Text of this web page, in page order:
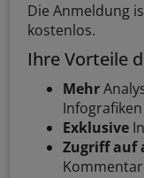
Die Anmeldung
kostenlos.
Ihre Vorteile
Mehr
Infografiken
Exklusive
Zugriff auf